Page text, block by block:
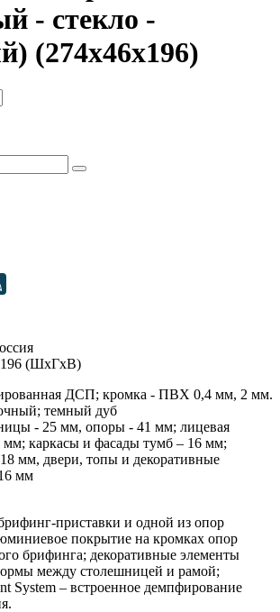
- стекло -
(274x46x196)
(ШхГхВ)
ДСП; кромка - ПВХ 0,4 мм, 2 мм.
темный дуб
- 25 мм, опоры - 41 мм; лицевая
мм; каркасы и фасады тумб – 16 мм;
мм, двери, топы и декоративные
мм
приставки и одной из опор
покрытие на кромках опор
брифинга; декоративные элементы
между столешницей и рамой;
System – встроенное демпфирование